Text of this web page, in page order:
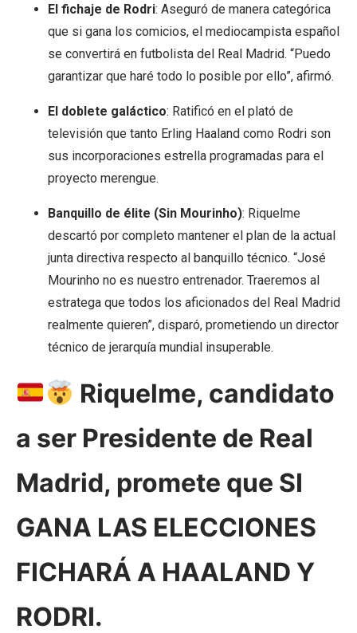
El fichaje de Rodri: Aseguró de manera categórica
que si gana los comicios, el mediocampista español
se convertirá en futbolista del Real Madrid. “Puedo
garantizar que haré todo lo posible por ello”, afirmó.
El doblete galáctico: Ratificó en el plató de
televisión que tanto Erling Haaland como Rodri son
sus incorporaciones estrella programadas para el
proyecto merengue.
Banquillo de élite (Sin Mourinho): Riquelme
descartó por completo mantener el plan de la actual
junta directiva respecto al banquillo técnico. “José
Mourinho no es nuestro entrenador. Traeremos al
estratega que todos los aficionados del Real Madrid
realmente quieren”, disparó, prometiendo un director
técnico de jerarquía mundial insuperable.
Riquelme, candidato
a ser Presidente de Real
Madrid, promete que SI
GANA LAS ELECCIONES
FICHARÁ A HAALAND Y
RODRI.